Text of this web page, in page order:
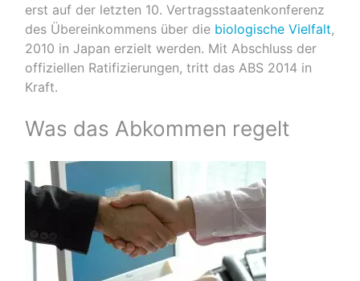
erst auf der letzten 10. Vertragsstaatenkonferenz
des Übereinkommens über die biologische Vielfalt,
2010 in Japan erzielt werden. Mit Abschluss der
offiziellen Ratifizierungen, tritt das ABS 2014 in
Kraft.
Was das Abkommen regelt